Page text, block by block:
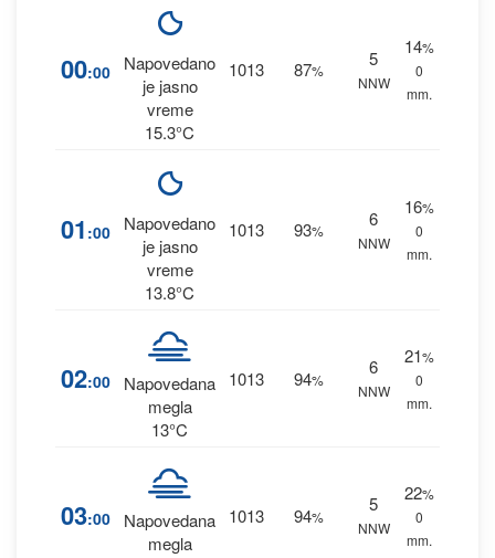
00:00
Napovedano
je jasno
vreme
15.3°C
1013 87%
5
NNW
14%
0
mm.
01 :00
Napovedano
je jasno
vreme
13.8°C
1013 93%
6
NNW
16%
0
mm.
02:00
Napovedana
megla
13°C
1013 94%
6
NNW
21%
0
mm.
03:00
Napovedana
megla
1013 94%
5
NNW
22%
0
mm.